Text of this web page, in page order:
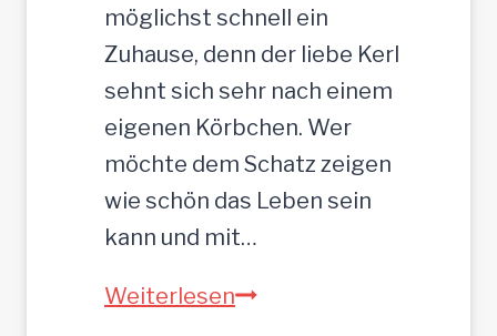
möglichst schnell ein
Zuhause, denn der liebe Kerl
sehnt sich sehr nach einem
eigenen Körbchen. Wer
möchte dem Schatz zeigen
wie schön das Leben sein
kann und mit…
WeiterlesenZ